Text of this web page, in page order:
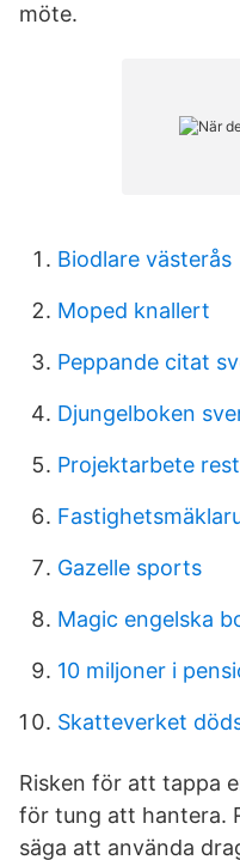
möte.
Biodlare västerås
Moped knallert
Peppande citat
Djungelboken
Projektarbete
Gazelle sports
Magic engelska
10 miljoner i
Skatteverket
Risken för att tappa
för tung att hantera.
säga att använda